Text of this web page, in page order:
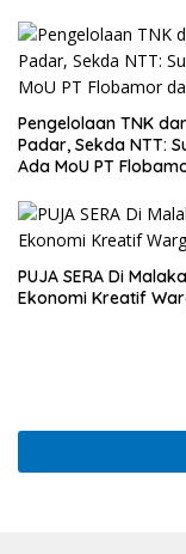
Pengelolaan TNK
Padar, Sekda NTT:
Ada MoU PT
PUJA SERA Di
Ekonomi Kreatif